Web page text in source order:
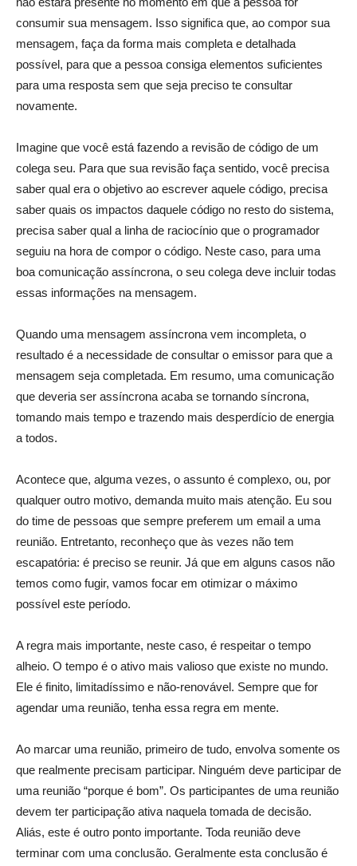
consumir sua mensagem. Isso significa que, ao compor sua
mensagem, faça da forma mais completa e detalhada
possível, para que a pessoa consiga elementos suficientes
para uma resposta sem que seja preciso te consultar
novamente.
Imagine que você está fazendo a revisão de código de um
colega seu. Para que sua revisão faça sentido, você precisa
saber qual era o objetivo ao escrever aquele código, precisa
saber quais os impactos daquele código no resto do sistema,
precisa saber qual a linha de raciocínio que o programador
seguiu na hora de compor o código. Neste caso, para uma
boa comunicação assíncrona, o seu colega deve incluir todas
essas informações na mensagem.
Quando uma mensagem assíncrona vem incompleta, o
resultado é a necessidade de consultar o emissor para que a
mensagem seja completada. Em resumo, uma comunicação
que deveria ser assíncrona acaba se tornando síncrona,
tomando mais tempo e trazendo mais desperdício de energia
a todos.
Acontece que, alguma vezes, o assunto é complexo, ou, por
qualquer outro motivo, demanda muito mais atenção. Eu sou
do time de pessoas que sempre preferem um email a uma
reunião. Entretanto, reconheço que às vezes não tem
escapatória: é preciso se reunir. Já que em alguns casos não
temos como fugir, vamos focar em otimizar o máximo
possível este período.
A regra mais importante, neste caso, é respeitar o tempo
alheio. O tempo é o ativo mais valioso que existe no mundo.
Ele é finito, limitadíssimo e não-renovável. Sempre que for
agendar uma reunião, tenha essa regra em mente.
Ao marcar uma reunião, primeiro de tudo, envolva somente os
que realmente precisam participar. Ninguém deve participar de
uma reunião “porque é bom”. Os participantes de uma reunião
devem ter participação ativa naquela tomada de decisão.
Aliás, este é outro ponto importante. Toda reunião deve
terminar com uma conclusão. Geralmente esta conclusão é